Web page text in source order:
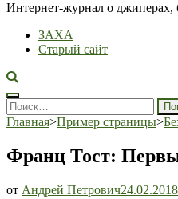
Интернет-журнал о джиперах,
ЗАХА
Старый сайт
Найти:
Главная>Пример страницы>
Франц Тост:
от Андрей Петрович24.02.2018